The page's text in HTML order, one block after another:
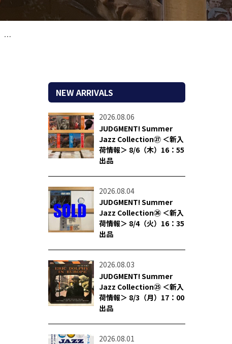
NEW ARRIVALS
2026.08.06
JUDGMENT! Summer
Jazz Collection㉗ ＜新入
荷情報＞ 8/6（木）16：55
出品
2026.08.04
JUDGMENT! Summer
Jazz Collection㉖ ＜新入
荷情報＞ 8/4（火）16：35
出品
2026.08.03
JUDGMENT! Summer
Jazz Collection㉕ ＜新入
荷情報＞ 8/3（月）17：00
出品
2026.08.01